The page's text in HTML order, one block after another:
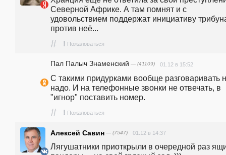
Северной Африке. А там помнят и с
удовольствием поддержат инициативу
против неё...
# ! Пожаловаться
Пал Палыч Знаменский — (41109) 01.12 в 15:52
С такими придурками вообще разговаривать
надо. И на телефонные звонки не отвечать, в
"игнор" поставить номер.
# ! Пожаловаться
Алексей Савин — (7547) 01.12 в 14:37
Лягушатники приоткрыли в очередной раз